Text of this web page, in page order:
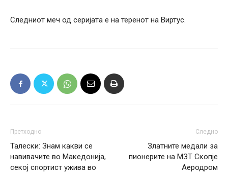
Следниот меч од серијата е на теренот на Виртус.
Претходно
Талески: Знам какви се
навивачите во Македонија,
секој спортист ужива во
Следно
Златните медали за
пионерите на МЗТ Скопје
Аеродром